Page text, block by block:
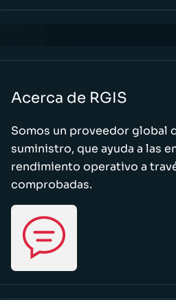
DE
Acerca de RGIS
Somos un proveedor global
suministro, que ayuda a las
rendimiento operativo a
comprobadas.